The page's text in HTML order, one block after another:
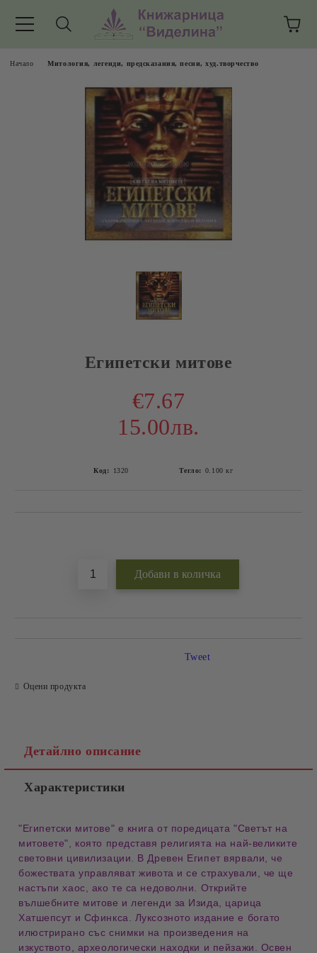
Начало Митология, легенди, предсказания, песни, худ.творчество
Египетски митове
€7.67
15.00лв.
Код: 1320 Тегло: 0.100 кг
Оцени продукта
Tweet
Детайлно описание
Характеристики
"Египетски митове" е книга от поредицата "Светът на
митовете", която представя религията на най-великите
световни цивилизации. В Древен Египет вярвали, че
божествата управляват живота и се страхували, че ще
настъпи хаос, ако те са недоволни. Открийте
вълшебните митове и легенди за Изида, царица
Хатшепсут и Сфинкса. Луксозното издание е богато
илюстрирано със снимки на произведения на
изкуството, археологически находки и пейзажи. Освен